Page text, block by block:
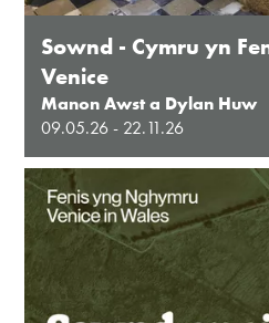
Sownd - Cymru yn
Venice
Manon Awst a Dylan Huw
09.05.26 - 22.11.26